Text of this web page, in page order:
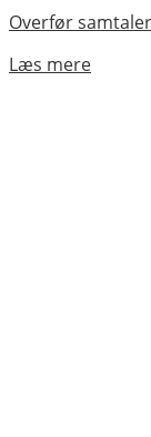
Overfør
Læs mere